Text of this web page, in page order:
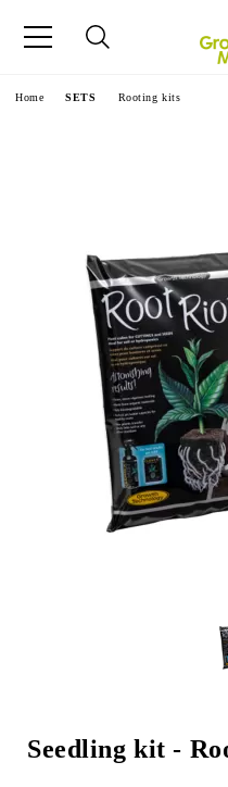
Home SETS Rooting kits
Seedling kit -